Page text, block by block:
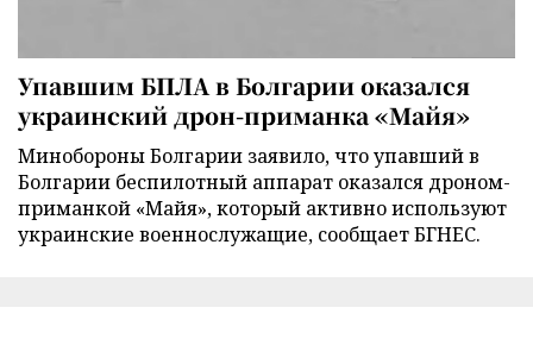
Упавшим БПЛА в Болгарии оказался
украинский дрон-приманка «Майя»
Минобороны Болгарии заявило, что упавший в
Болгарии беспилотный аппарат оказался дроном-
приманкой «Майя», который активно используют
украинские военнослужащие, сообщает БГНЕС.